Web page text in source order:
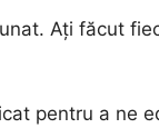
Ați făcut
pentru a ne